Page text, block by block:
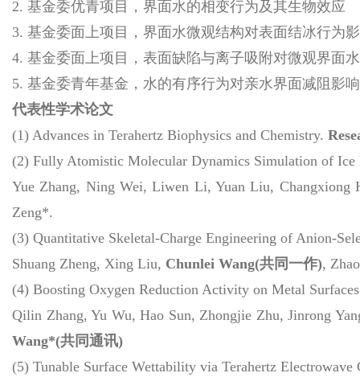
2. 基金委优青项目，界面水的相变行为及其生物效应
3. 基金委面上项目，界面水微观结构对表面结冰行为
4. 基金委面上项目，表面缺陷与离子吸附对微观界面
5. 基金委青年基金，水的有序行为对亲水界面减阻影
代表性学术论文
(1) Advances in Terahertz Biophysics and Chemistry.
(2) Fully Atomistic Molecular Dynamics Simulation of
Yue Zhang, Ning Wei, Liwen Li, Yuan Liu, Changxiong
Zeng*.
(3) Quantitative Skeletal-Charge Engineering of Anion-
Shuang Zheng, Xing Liu, Chunlei Wang(共同一作),
(4) Boosting Oxygen Reduction Activity on Metal
Qilin Zhang, Yu Wu, Hao Sun, Zhongjie Zhu, Jinrong
Wang*(共同通讯)
(5) Tunable Surface Wettability via Terahertz